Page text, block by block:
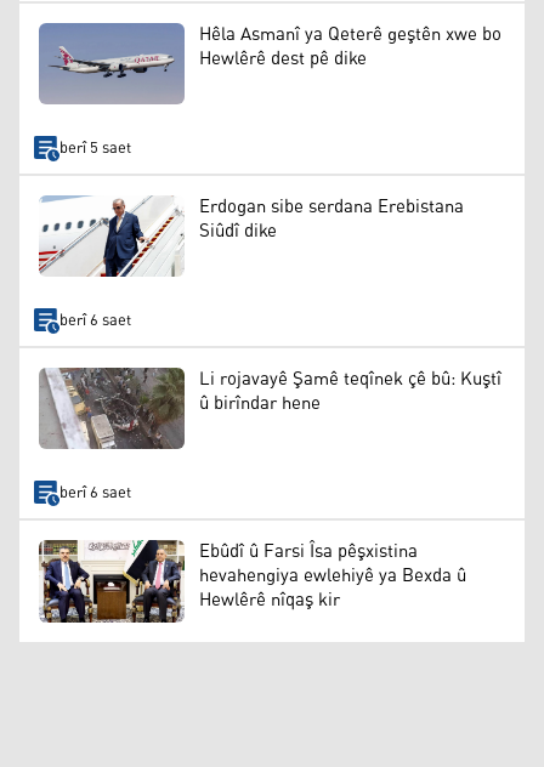
Hêla Asmanî ya Qeterê geştên xwe bo
Hewlêrê dest pê dike
berî 5 saet
Erdogan sibe serdana Erebistana
Siûdî dike
berî 6 saet
Li rojavayê Şamê teqînek çê bû: Kuştî
û birîndar hene
berî 6 saet
Ebûdî û Farsi Îsa pêşxistina
hevahengiya ewlehiyê ya Bexda û
Hewlêrê nîqaş kir